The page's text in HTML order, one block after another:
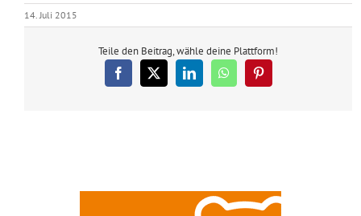
14. Juli 2015
Teile den Beitrag, wähle deine Plattform!
Facebook
X LinkedInWhatsAppPinterest